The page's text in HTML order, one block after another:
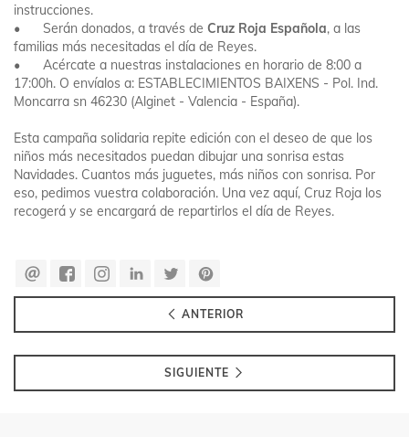
instrucciones.
•
Serán donados, a través de Cruz Roja Española, a las
familias más necesitadas el día de Reyes.
•
Acércate a nuestras instalaciones en horario de 8:00 a
17:00h. O envíalos a: ESTABLECIMIENTOS BAIXENS - Pol. Ind.
Moncarra sn 46230 (Alginet - Valencia - España).
Esta campaña solidaria repite edición con el deseo de que los
niños más necesitados puedan dibujar una sonrisa estas
Navidades. Cuantos más juguetes, más niños con sonrisa. Por
eso, pedimos vuestra colaboración. Una vez aquí, Cruz Roja los
recogerá y se encargará de repartirlos el día de Reyes.
ANTERIOR
SIGUIENTE